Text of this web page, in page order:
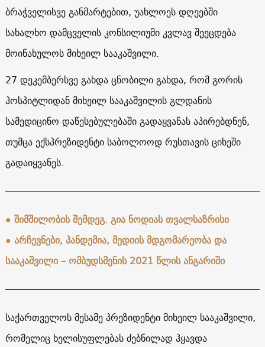
ბრაჭველისვე განმარტებით, უახლოეს დღეებში
სახალხო დამცველის კონსილიუმი კვლავ შეეცდება
მოინახულოს მიხეილ სააკაშვილი.
27 დეკემბერსვე გახდა ცნობილი გახდა, რომ გორის
ჰოსპიტლიდან მიხეილ სააკაშვილის გლდანის
სამედიცინო დაწესებულებაში გადაყვანას აპირებდნენ,
თუმცა ექსპრეზიდენტი საბოლოოდ რუსთავის ციხეში
გადაიყვანეს.
● შიმშილობის შემდეგ. გია ნოდიას თვალსაზრისი
● არჩევნები, პანდემია, მედიის მდგომარეობა და
სააკაშვილი – ომბუდსმენის 2021 წლის ანგარიში
საქართველოს მესამე პრეზიდენტი მიხეილ სააკაშვილი,
რომელიც ხელისუფლებას ძებნილად ჰყავდა